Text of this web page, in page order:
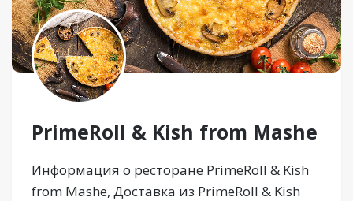
PrimeRoll & Kish from Mashe
Информация о ресторане PrimeRoll & Kish
from Mashe, Доставка из PrimeRoll & Kish